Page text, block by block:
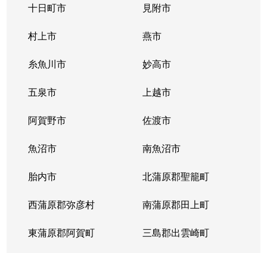
十日町市 見附市
村上市 燕市
糸魚川市 妙高市
五泉市 上越市
阿賀野市 佐渡市
魚沼市 南魚沼市
胎内市 北蒲原郡聖籠町
西蒲原郡弥彦村 南蒲原郡田上町
東蒲原郡阿賀町 三島郡出雲崎町